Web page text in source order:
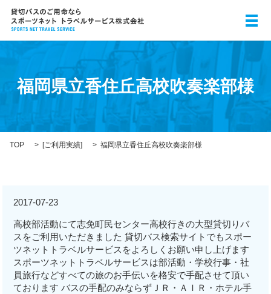
メ
福岡県立香住丘高校吹奏楽部様
TOP [ご利用実績] 福岡県立香住丘高校吹奏楽部様
2017-07-23
高校部活動にて志免町民センター高校行きの大型貸切りバ
スをご利用いただきました 貸切バス検索サイトでもスポー
ツネットトラベルサービスをよろしくお願い申し上げます
スポーツネットトラベルサービスは部活動・学校行事・社
員旅行などすべての旅のお手伝いを格安で手配させて頂い
ております バスの手配のみならずＪＲ・ＡＩＲ・ホテル手